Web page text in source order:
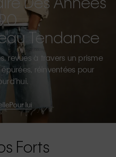
90
Tendance
revues à travers un prisme
réinventées pour
Pour lui
Forts